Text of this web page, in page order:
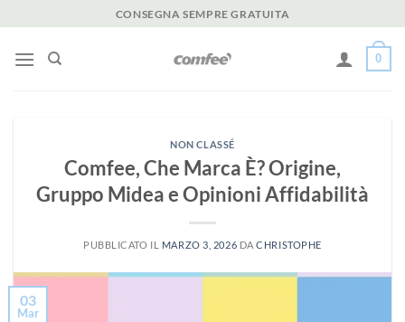
ai
contenuti
CONSEGNA SEMPRE GRATUITA
0
NON CLASSÉ
Comfee, Che Marca È? Origine,
Gruppo Midea e Opinioni Affidabilità
PUBBLICATO IL MARZO 3, 2026 DACHRISTOPHE
03
Mar